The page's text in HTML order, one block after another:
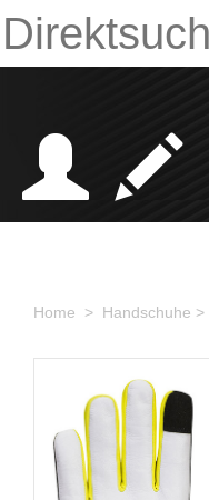
Home > Handschuhe >